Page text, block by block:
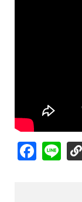
Facebook
Line